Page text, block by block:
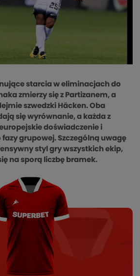
starcia w eliminacjach do
zmierzy się z Partizanem, a
szwedzki Häcken. Oba
się wyrównanie, a każda z
doświadczenie i
grupowej. Szczególną uwagę
styl gry wszystkich ekip,
na sporą liczbę bramek.